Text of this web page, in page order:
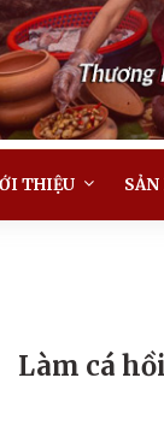
THIỆU SẢN
Làm cá